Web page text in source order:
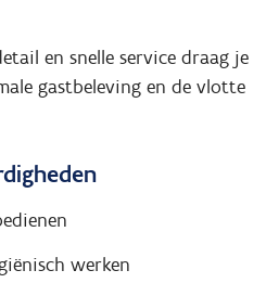
en snelle service draag je
gastbeleving en de vlotte
werken